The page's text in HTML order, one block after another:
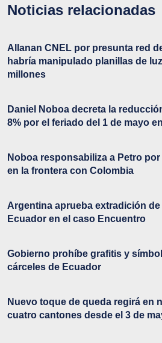
Noticias relacionadas
Allanan CNEL por presunta red
habría manipulado planillas de
millones
Daniel Noboa decreta la
8% por el feriado del 1 de mayo
Noboa responsabiliza a Petro
en la frontera con Colombia
Argentina aprueba extradición
Ecuador en el caso Encuentro
Gobierno prohíbe grafitis y
cárceles de Ecuador
Nuevo toque de queda regirá en
cuatro cantones desde el 3 de